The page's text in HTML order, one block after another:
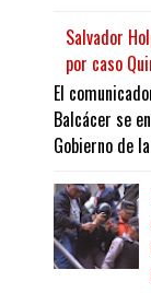
Salvador
por caso
El
Balcácer se
Gobierno de